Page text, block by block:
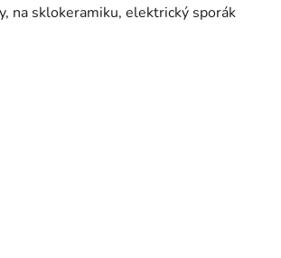
na sklokeramiku, elektrický sporák